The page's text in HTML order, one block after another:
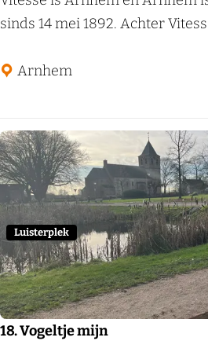
i
e
e
sinds 14 mei 1892. Achter
Arnhem
18. Vogeltje mijn
Luisterplek